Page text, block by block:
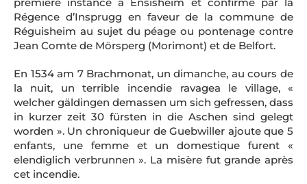
première instance à Ensisheim et confirmé par la
Régence d’Insprugg en faveur de la commune de
Réguisheim au sujet du péage ou pontenage contre
Jean Comte de Mörsperg (Morimont) et de Belfort.
En 1534 am 7 Brachmonat, un dimanche, au cours de
la nuit, un terrible incendie ravagea le village, «
welcher gäldingen demassen um sich gefressen, dass
in kurzer zeit 30 fürsten in die Aschen sind gelegt
worden ». Un chroniqueur de Guebwiller ajoute que 5
enfants, une femme et un domestique furent «
elendiglich verbrunnen ». La misère fut grande après
cet incendie.